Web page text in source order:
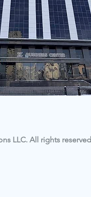
LLC. All rights reserved